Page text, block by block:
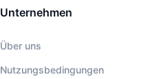
Unternehmen
Über uns
Nutzungsbedingungen